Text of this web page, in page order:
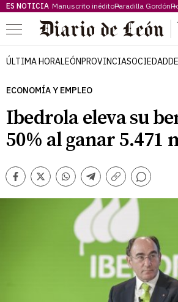
ES NOTICIA Manuscrito inéditoParadilla Gordón
Menú
ÚLTIMA HORALEÓNPROVINCIASOCIEDAD
ECONOMÍA Y EMPLEO
Ibedrola eleva su
50% al ganar 5.471
Facebook
TwitterWhatsappTelegram
Copiar
Comentarios